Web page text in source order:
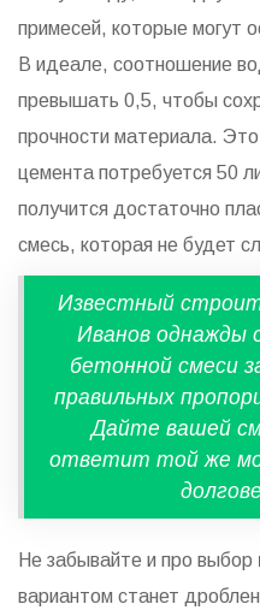
примесей, которые могут
В идеале, соотношение
превышать 0,5, чтобы
прочности материала. Это
цемента потребуется 50
получится достаточно
смесь, которая не будет
Известный
Иванов однажды
бетонной смеси
правильных
Дайте вашей
ответит той же
Не забывайте и про выбор
вариантом станет